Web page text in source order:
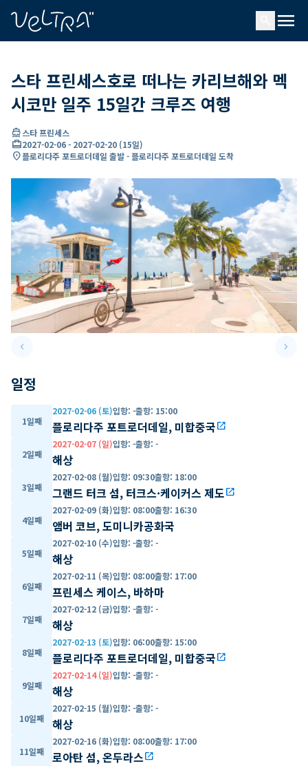
menu
스타 프린세스호로 떠나는 카리브해와 멕
시코만 일주 15일간 크루즈 여행
directions_boat스타 프린세스
card_travel2027-02-06- 2027-02-20 (15일)
location_on플로리다주 포트로더데일 출발 - 플로리다주 포트로더데일 도착
keyboard_arrow_leftPrevious slide keyboard_arrow_right
일정
1일째
2027-02-06 (토)입항: -출항: 15:00
플로리다주 포트로더데일, 미합중국open_in_new
2일째
2027-02-07 (일)입항: -출항: -
해상
3일째
2027-02-08 (월)입항: 09:30출항: 18:00
그랜드 터크 섬, 터크스·케이커스 제도open_in_new
4일째
2027-02-09 (화)입항: 08:00출항: 16:30
앰버 코브, 도미니카공화국
5일째
2027-02-10 (수)입항: -출항: -
해상
6일째
2027-02-11 (목)입항: 08:00출항: 17:00
프린세스 케이스, 바하마
7일째
2027-02-12 (금)입항: -출항: -
해상
8일째
2027-02-13 (토)입항: 06:00출항: 15:00
플로리다주 포트로더데일, 미합중국open_in_new
9일째
2027-02-14 (일)입항: -출항: -
해상
10일째
2027-02-15 (월)입항: -출항: -
해상
11일째
2027-02-16 (화)입항: 08:00출항: 17:00
로아탄 섬, 온두라스open_in_new